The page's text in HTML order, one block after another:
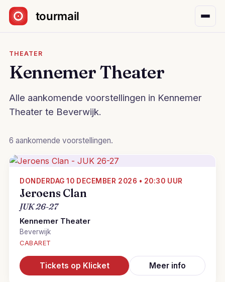
Sla navigatie over
THEATER
Kennemer Theater
Alle aankomende voorstellingen in Kennemer
Theater te Beverwijk.
6 aankomende voorstellingen.
DONDERDAG 10 DECEMBER 2026 • 20:30 UUR
Jeroens Clan
JUK 26-27
Kennemer Theater
Beverwijk
CABARET
Tickets op Klicket Meer info